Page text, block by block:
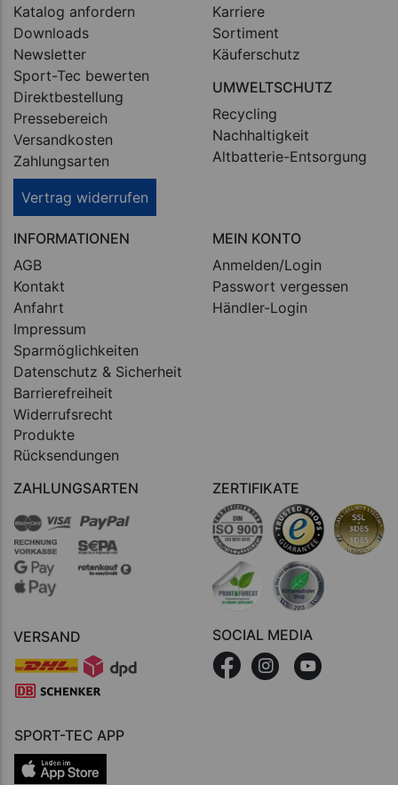
Katalog anfordern
Downloads
Newsletter
Sport-Tec bewerten
Direktbestellung
Pressebereich
Versandkosten
Zahlungsarten
Vertrag widerrufen
Karriere
Sortiment
Käuferschutz
UMWELTSCHUTZ
Recycling
Nachhaltigkeit
Altbatterie-Entsorgung
INFORMATIONEN
AGB
Kontakt
Anfahrt
Impressum
Sparmöglichkeiten
Datenschutz & Sicherheit
Barrierefreiheit
Widerrufsrecht
Produkte
Rücksendungen
MEIN KONTO
Anmelden/Login
Passwort vergessen
Händler-Login
ZAHLUNGSARTEN
VERSAND
ZERTIFIKATE
SOCIAL MEDIA
SPORT-TEC APP